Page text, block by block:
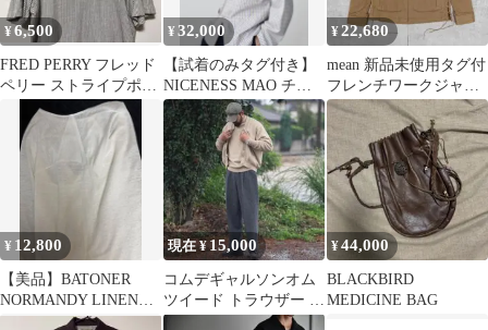
¥6,500
FRED PERRY フレッド
ペリー ストライプポロ
シャツ 90s
¥32,000
【試着のみタグ付き】
NICENESS MAO チャ
イナシャツ M ナイスネ
ス
¥22,680
mean 新品未使用タグ付
フレンチワークジャケ
ット ベージュ S
¥ 12,800
【美品】BATONER
NORMANDY LINEN
BASQUE SHIRT
現在 ¥ 15,000
コムデギャルソンオム
ツイード トラウザー ス
ラックス ツータック
¥44,000
BLACKBIRD
MEDICINE BAG